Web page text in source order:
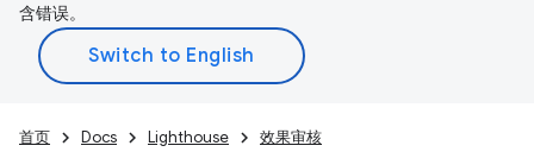
含错误。
首页 Docs Lighthouse 效果审核